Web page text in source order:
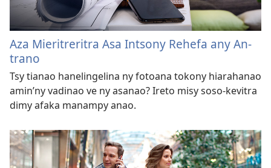
Aza Mieritreritra Asa Intsony Rehefa any An-
trano
Tsy tianao hanelingelina ny fotoana tokony hiarahanao
amin’ny vadinao ve ny asanao? Ireto misy soso-kevitra
dimy afaka manampy anao.